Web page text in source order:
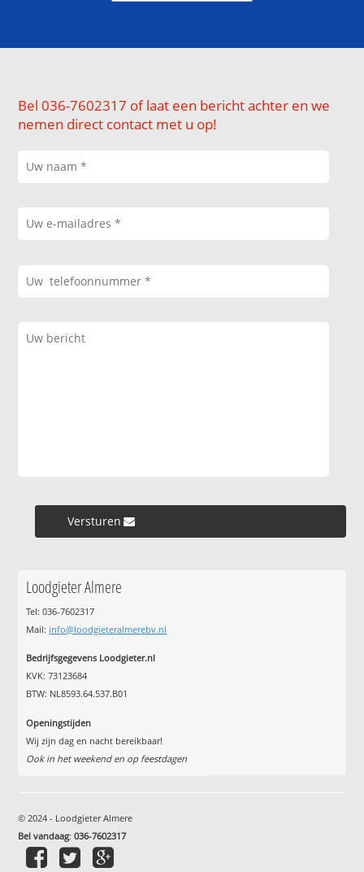
Bel 036-7602317 of laat een bericht achter en we
nemen direct contact met u op!
Versturen »
Loodgieter Almere
Tel: 036-7602317
Mail: info@loodgieteralmerebv.nl
Bedrijfsgegevens Loodgieter.nl
KVK: 73123684
BTW: NL8593.64.537.B01
Openingstijden
Wij zijn dag en nacht bereikbaar!
Ook in het weekend en op feestdagen
© 2024 - Loodgieter Almere
Bel vandaag:036-7602317